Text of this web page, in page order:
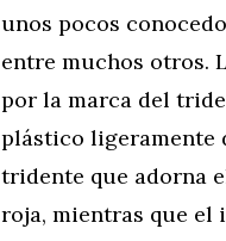
unos pocos
entre muchos otros.
por la marca del
plástico ligeramente
tridente que adorna
roja, mientras que el